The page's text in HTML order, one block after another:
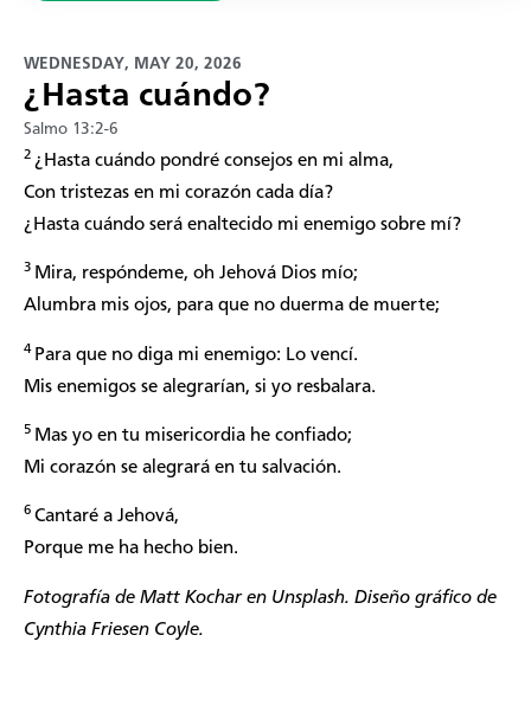
WEDNESDAY, MAY 20, 2026
¿Hasta cuándo?
Salmo 13:2-6
2 ¿Hasta cuándo pondré consejos en mi alma,
Con tristezas en mi corazón cada día?
¿Hasta cuándo será enaltecido mi enemigo sobre mí?
3 Mira, respóndeme, oh Jehová Dios mío;
Alumbra mis ojos, para que no duerma de muerte;
4 Para que no diga mi enemigo: Lo vencí.
Mis enemigos se alegrarían, si yo resbalara.
5 Mas yo en tu misericordia he confiado;
Mi corazón se alegrará en tu salvación.
6 Cantaré a Jehová,
Porque me ha hecho bien.
Fotografía de Matt Kochar en Unsplash. Diseño gráfico de
Cynthia Friesen Coyle.